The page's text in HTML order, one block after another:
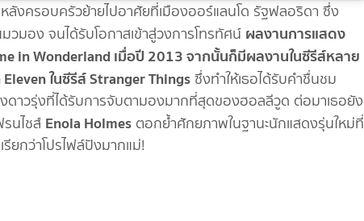
ลังครอบครัวย้ายไปอาศัยที่เมืองออร์แลนโด รัฐฟลอริดา ซึ่ง
มอง จนได้รับโอกาสเข้าสู่วงการโทรทัศน์ ผลงานการแสดง
in Wonderland เมื่อปี 2013 จากนั้นก็มีผลงานในซีรีส์หลาย
ในซีรีส์ Stranger Thingsซึ่งทำให้เธอได้รับคำชื่นชม
ดาวรุ่งที่ได้รับการจับตามองมากที่สุดของฮอลลีวูด ต่อมาเธอยัง
นไชส์ Enola Holmes ตอกย้ำศักยภาพในฐานะนักแสดงรุ่นใหม่ที่
รียกว่าโปรไฟล์ปังมากแม่!